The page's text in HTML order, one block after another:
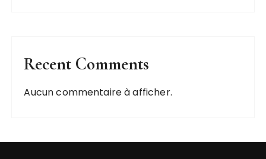
Recent Comments
Aucun commentaire à afficher.